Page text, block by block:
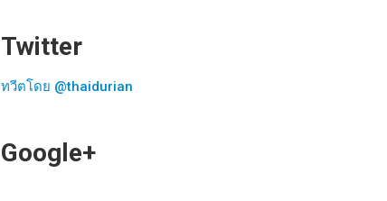
Twitter
ทวีตโดย @thaidurian
Google+